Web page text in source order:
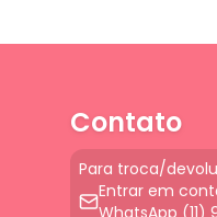
Contato
Para troca/
Entrar em
WhatsApp